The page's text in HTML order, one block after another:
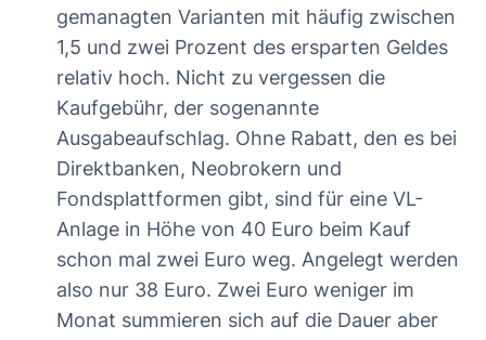
gemanagten Varianten mit häufig zwischen
1,5 und zwei Prozent des ersparten Geldes
relativ hoch. Nicht zu vergessen die
Kaufgebühr, der sogenannte
Ausgabeaufschlag. Ohne Rabatt, den es bei
Direktbanken, Neobrokern und
Fondsplattformen gibt, sind für eine VL-
Anlage in Höhe von 40 Euro beim Kauf
schon mal zwei Euro weg. Angelegt werden
also nur 38 Euro. Zwei Euro weniger im
Monat summieren sich auf die Dauer aber